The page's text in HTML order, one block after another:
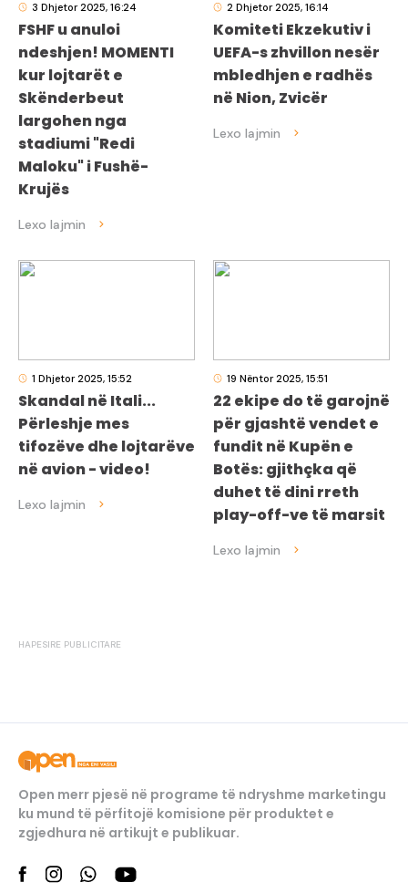
3 Dhjetor 2025, 16:24
FSHF u anuloi
ndeshjen! MOMENTI
kur lojtarët e
Skënderbeut
largohen nga
stadiumi "Redi
Maloku" i Fushë-
Krujës
2 Dhjetor 2025, 16:14
Komiteti Ekzekutiv i
UEFA-s zhvillon nesër
mbledhjen e radhës
në Nion, Zvicër
1 Dhjetor 2025, 15:52
Skandal në Itali...
Përleshje mes
tifozëve dhe lojtarëve
në avion - video!
19 Nëntor 2025, 15:51
22 ekipe do të garojnë
për gjashtë vendet e
fundit në Kupën e
Botës: gjithçka që
duhet të dini rreth
play-off-ve të marsit
Open merr pjesë në programe të ndryshme marketingu
ku mund të përfitojë komisione për produktet e
zgjedhura në artikujt e publikuar.